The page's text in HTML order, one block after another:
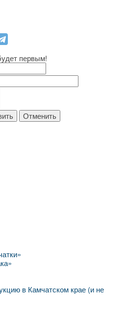
первым!
в Камчатском крае (и не